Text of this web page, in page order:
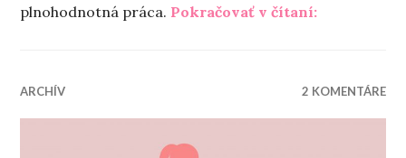
plnohodnotná práca. Pokračovať v čítaní:„Čím si? A
ARCHÍV 2 KOMENTÁRE